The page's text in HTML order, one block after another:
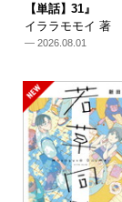
【単話】31』
イララモモイ 著
— 2026.08.01